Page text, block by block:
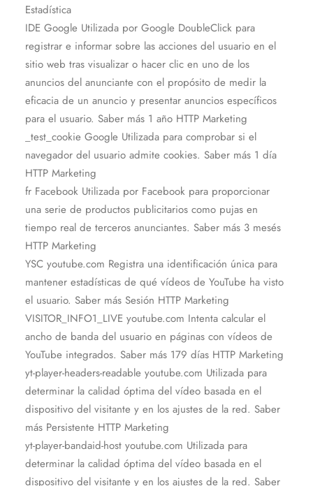
Estadística
IDE Google Utilizada por Google DoubleClick para
registrar e informar sobre las acciones del usuario en el
sitio web tras visualizar o hacer clic en uno de los
anuncios del anunciante con el propósito de medir la
eficacia de un anuncio y presentar anuncios específicos
para el usuario. Saber más 1 año HTTP Marketing
_test_cookie Google Utilizada para comprobar si el
navegador del usuario admite cookies. Saber más 1 día
HTTP Marketing
fr Facebook Utilizada por Facebook para proporcionar
una serie de productos publicitarios como pujas en
tiempo real de terceros anunciantes. Saber más 3 mesés
HTTP Marketing
YSC youtube.com Registra una identificación única para
mantener estadísticas de qué vídeos de YouTube ha visto
el usuario. Saber más Sesión HTTP Marketing
VISITOR_INFO1_LIVE youtube.com Intenta calcular el
ancho de banda del usuario en páginas con vídeos de
YouTube integrados. Saber más 179 días HTTP Marketing
yt-player-headers-readable youtube.com Utilizada para
determinar la calidad óptima del vídeo basada en el
dispositivo del visitante y en los ajustes de la red. Saber
más Persistente HTTP Marketing
yt-player-bandaid-host youtube.com Utilizada para
determinar la calidad óptima del vídeo basada en el
dispositivo del visitante y en los ajustes de la red. Saber